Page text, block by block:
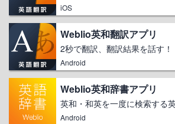
iOS
Weblio英和翻訳アプリ
2秒で翻訳、翻訳結果を話す！
Android
Weblio英和辞書アプリ
英和・和英を一度に検索する
Android